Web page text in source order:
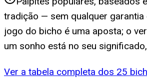
tradição — sem qualquer garantia
jogo do bicho é uma aposta; o
um sonho está no seu
Ver a tabela completa dos 25